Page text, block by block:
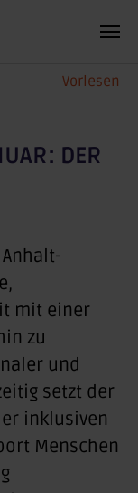
Vorlesen
DER
mit einer
zu
und
setzt der
inklusiven
Menschen